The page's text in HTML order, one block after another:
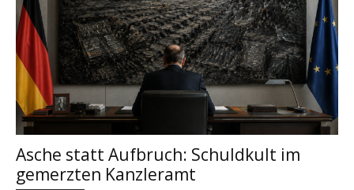
Asche statt Aufbruch: Schuldkult im
gemerzten Kanzleramt